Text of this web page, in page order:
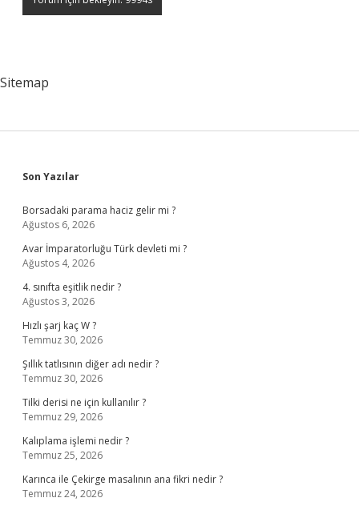
Sitemap
Sidebar
Son Yazılar
Borsadaki parama haciz gelir mi ?
Ağustos 6, 2026
Avar İmparatorluğu Türk devleti mi ?
Ağustos 4, 2026
4. sınıfta eşitlik nedir ?
Ağustos 3, 2026
Hızlı şarj kaç W ?
Temmuz 30, 2026
Şıllık tatlısının diğer adı nedir ?
Temmuz 30, 2026
Tilki derisi ne için kullanılır ?
Temmuz 29, 2026
Kalıplama işlemi nedir ?
Temmuz 25, 2026
Karınca ile Çekirge masalının ana fikri nedir ?
Temmuz 24, 2026